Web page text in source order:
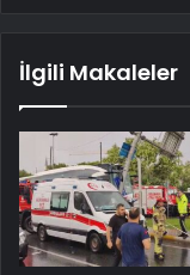
İlgili Makaleler